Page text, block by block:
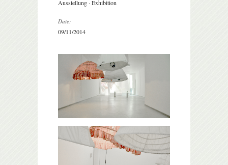
Ausstellung · Exhibition
Date:
09/11/2014